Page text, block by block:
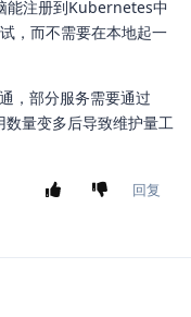
能注册到Kubernetes中
，而不需要在本地起一
，部分服务需要通过
量变多后导致维护量工
回复